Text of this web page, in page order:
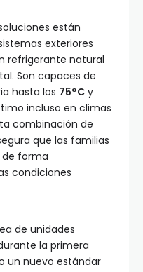
están
exteriores
refrigerante natural
Son capaces de
hasta los 75°C y
incluso en climas
combinación de
que las familias
forma
condiciones
de unidades
la primera
un nuevo estándar